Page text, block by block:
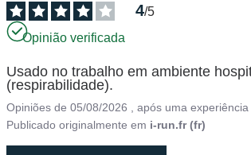
4/5
Opinião verificada
Usado no trabalho em ambiente
(respirabilidade).
Opiniões de05/08/2026 , após uma
Publicado originalmente em i-run.fr (fr)